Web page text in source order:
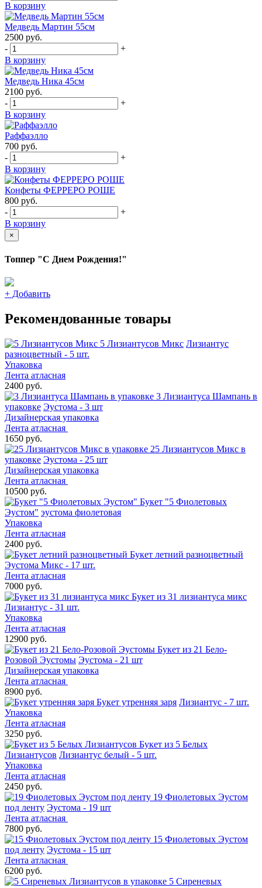
В корзину
Медведь Мартин 55см
2500 руб.
-
+
В корзину
Медведь Ника 45см
2100 руб.
-
+
В корзину
Раффаэлло
700 руб.
-
+
В корзину
Конфеты ФЕРРЕРО РОШЕ
800 руб.
-
+
В корзину
×
Топпер "С Днем Рождения!"
+ Добавить
Рекомендованные товары
5 Лизиантусов Микс Лизиантус
разноцветный - 5 шт.
Упаковка
Лента атласная
2400 руб.
3 Лизиантуса Шампань в
упаковке Эустома - 3 шт
Дизайнерская упаковка
Лента атласная
1650 руб.
25 Лизиантусов Микс в
упаковке Эустома - 25 шт
Дизайнерская упаковка
Лента атласная
10500 руб.
Букет "5 Фиолетовых
Эустом" эустома фиолетовая
Упаковка
Лента атласная
2400 руб.
Букет летний разноцветный
Эустома Микс - 17 шт.
Лента атласная
7000 руб.
Букет из 31 лизиантуса микс
Лизиантус - 31 шт.
Упаковка
Лента атласная
12900 руб.
Букет из 21 Бело-
Розовой Эустомы Эустома - 21 шт
Дизайнерская упаковка
Лента атласная
8900 руб.
Букет утренняя заря Лизиантус - 7 шт.
Упаковка
Лента атласная
3250 руб.
Букет из 5 Белых
Лизиантусов Лизиантус белый - 5 шт.
Упаковка
Лента атласная
2450 руб.
19 Фиолетовых Эустом
под ленту Эустома - 19 шт
Лента атласная
7800 руб.
15 Фиолетовых Эустом
под ленту Эустома - 15 шт
Лента атласная
6200 руб.
5 Сиреневых